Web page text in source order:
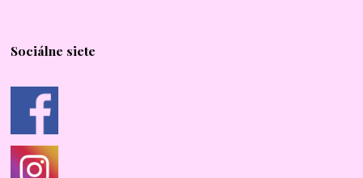
Sociálne siete